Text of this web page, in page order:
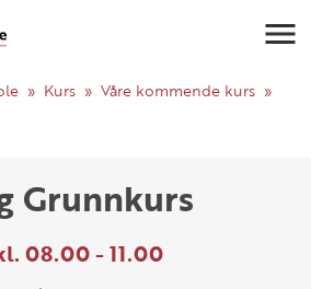
Kurs
Våre kommende kurs
Grunnkurs
08.00 - 11.00